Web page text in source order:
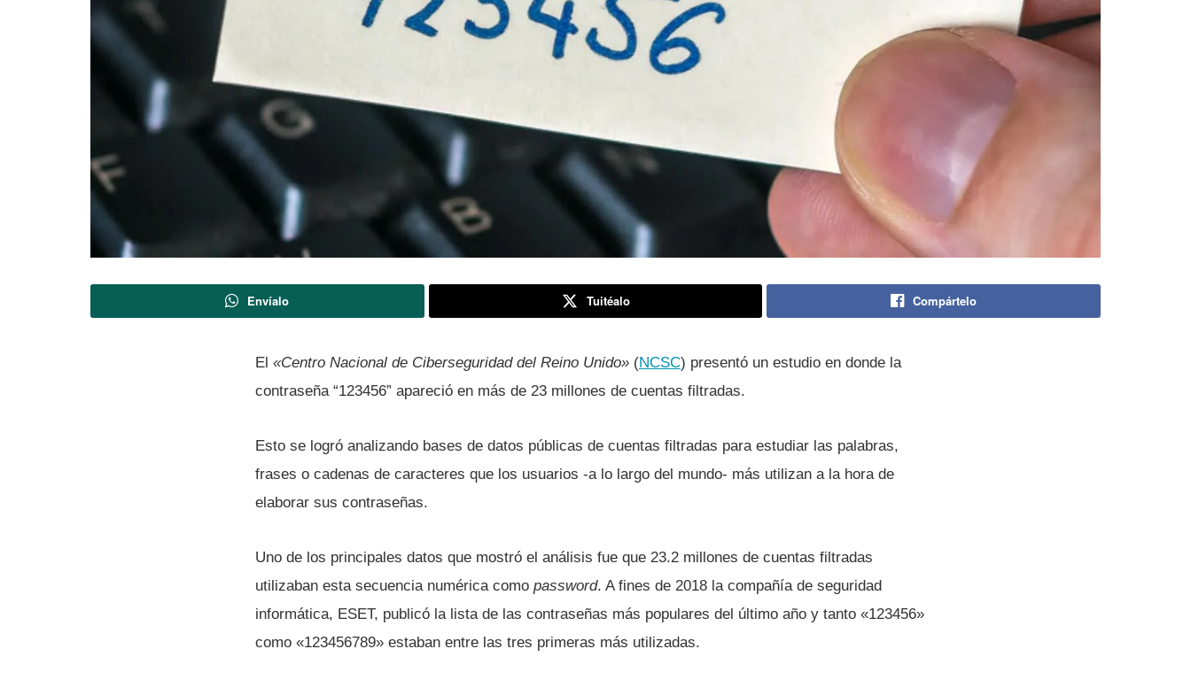
Envíalo Tuitéalo Compártelo
El «Centro Nacional de Ciberseguridad del Reino Unido» (NCSC) presentó un estudio en donde la
contraseña “123456” apareció en más de 23 millones de cuentas filtradas.
Esto se logró analizando bases de datos públicas de cuentas filtradas para estudiar las palabras,
frases o cadenas de caracteres que los usuarios -a lo largo del mundo- más utilizan a la hora de
elaborar sus contraseñas.
Uno de los principales datos que mostró el análisis fue que 23.2 millones de cuentas filtradas
utilizaban esta secuencia numérica como password. A fines de 2018 la compañí­a de seguridad
informática, ESET, publicó la lista de las contraseñas más populares del último año y tanto «123456»
como «123456789» estaban entre las tres primeras más utilizadas.